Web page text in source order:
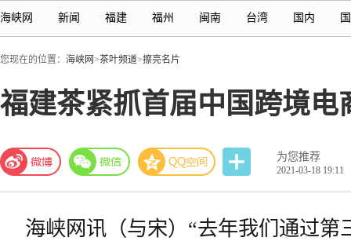
海峡网 新闻 福建 福州 闽南 台湾 国内
您现在的位置： 海峡网>茶叶频道>擦亮名片
福建茶紧抓首届中国跨境
为您推荐
2021-03-18 19:11
海峡网 讯（与宋）“去年我们通过第